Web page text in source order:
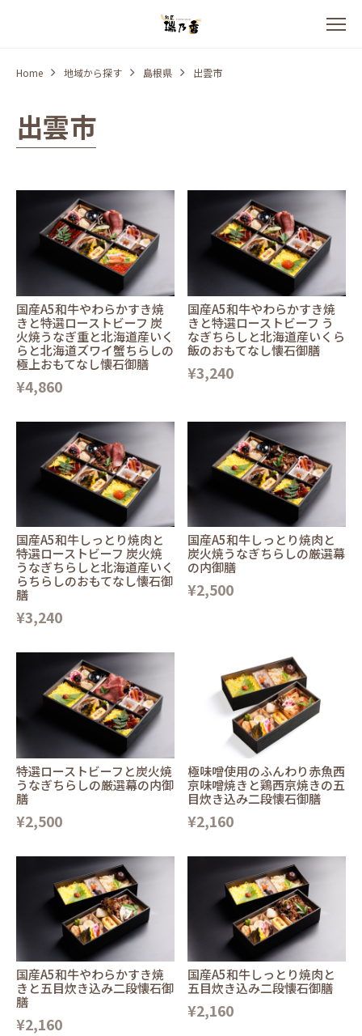
Home 地域から探す 島根県 出雲市
出雲市
国産A5和牛やわらかすき焼
きと特選ローストビーフ 炭
火焼うなぎ重と北海道産いく
らと北海道ズワイ蟹ちらしの
極上おもてなし懐石御膳
¥4,860
国産A5和牛やわらかすき焼
きと特選ローストビーフ う
なぎちらしと北海道産いくら
飯のおもてなし懐石御膳
¥3,240
国産A5和牛しっとり焼肉と
特選ローストビーフ 炭火焼
うなぎちらしと北海道産いく
らちらしのおもてなし懐石御
膳
¥3,240
国産A5和牛しっとり焼肉と
炭火焼うなぎちらしの厳選幕
の内御膳
¥2,500
特選ローストビーフと炭火焼
うなぎちらしの厳選幕の内御
膳
¥2,500
極味噌使用のふんわり赤魚西
京味噌焼きと鶏西京焼きの五
目炊き込み二段懐石御膳
¥2,160
国産A5和牛やわらかすき焼
きと五目炊き込み二段懐石御
膳
¥2,160
国産A5和牛しっとり焼肉と
五目炊き込み二段懐石御膳
¥2,160